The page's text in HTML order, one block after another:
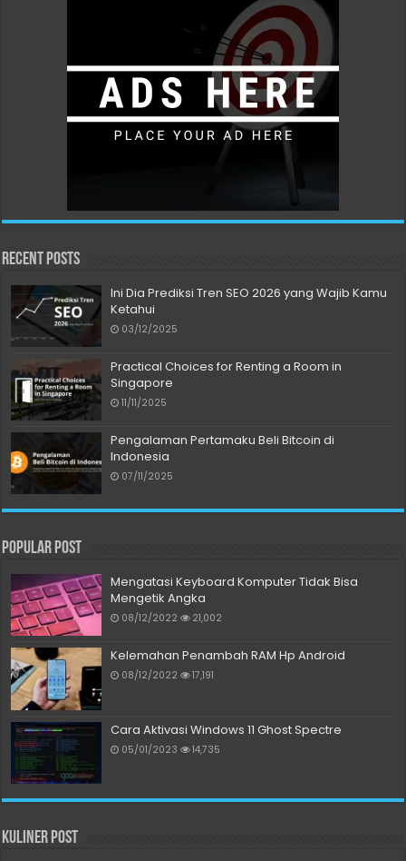
Recent Posts
Ini Dia Prediksi Tren SEO 2026 yang Wajib Kamu
Ketahui
03/12/2025
Practical Choices for Renting a Room in
Singapore
11/11/2025
Pengalaman Pertamaku Beli Bitcoin di
Indonesia
07/11/2025
Popular Post
Mengatasi Keyboard Komputer Tidak Bisa
Mengetik Angka
08/12/2022 21,002
Kelemahan Penambah RAM Hp Android
08/12/2022 17,191
Cara Aktivasi Windows 11 Ghost Spectre
05/01/2023 14,735
Kuliner Post